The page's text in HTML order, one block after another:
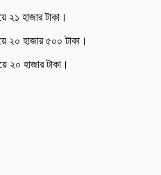
২১ হাজার টাকা।
২০ হাজার ৫০০ টাকা।
২০ হাজার টাকা।